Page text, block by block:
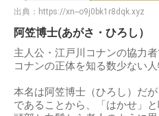
出典： https://xn--o9j0bk1r8dqk.xyz
阿笠博士(あがさ・ひろし）
主人公・江戸川コナンの協力者
コナンの正体を知る数少ない人
本名は阿笠博士（ひろし）だ
であることから、「はかせ」